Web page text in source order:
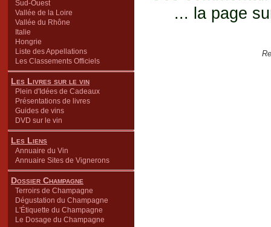
Sud-Ouest
Vallée de la Loire
Vallée du Rhône
Italie
Hongrie
Liste des Appellations
Les Classements Officiels
Les Livres sur le vin
Plein d'Idées de Cadeaux
Présentations de livres
Guides de vins
DVD sur le vin
Les Liens
Annuaire du Vin
Annuaire Sites de Vignerons
Dossier Champagne
Terroirs de Champagne
Dégustation du Champagne
L'Étiquette du Champagne
Le Dosage du Champagne
... la page